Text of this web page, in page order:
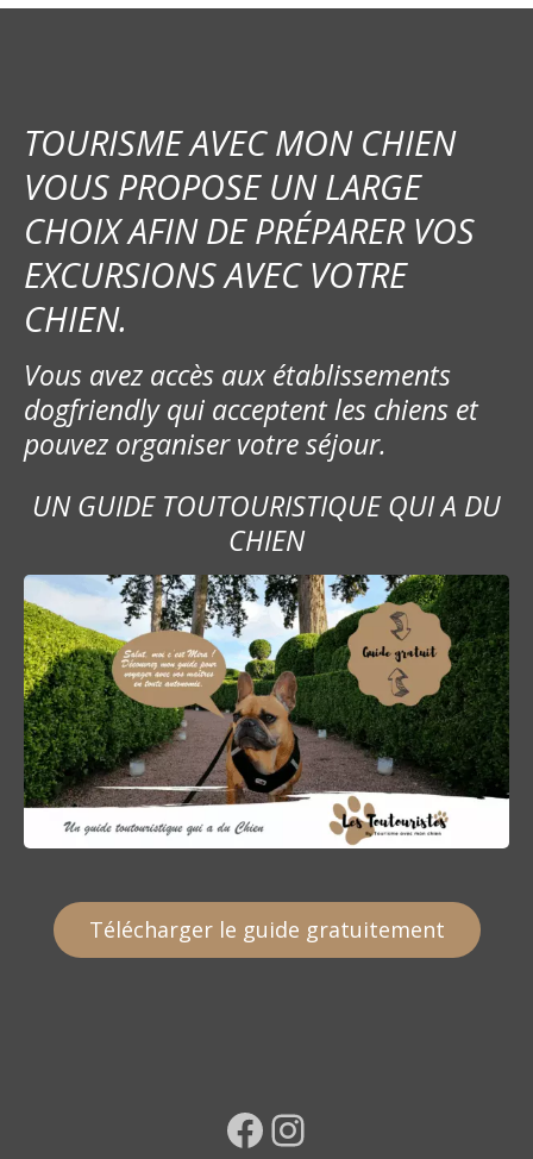
TOURISME AVEC MON CHIEN
VOUS PROPOSE UN LARGE
CHOIX AFIN DE PRÉPARER VOS
EXCURSIONS AVEC VOTRE
CHIEN.
Vous avez accès aux établissements
dogfriendly qui acceptent les chiens et
pouvez organiser votre séjour.
UN GUIDE TOUTOURISTIQUE QUI A DU
CHIEN
Télécharger le guide gratuitement
Facebook Instagram